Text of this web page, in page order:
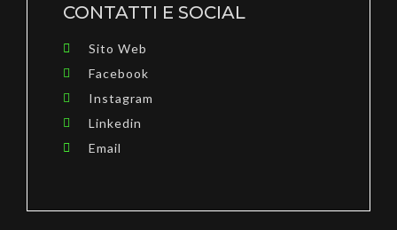
CONTATTI E SOCIAL
Sito Web
Facebook
Instagram
Linkedin
Email